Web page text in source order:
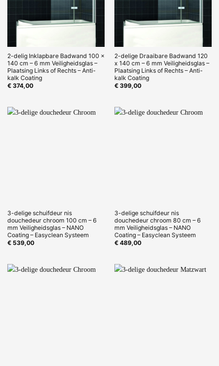
2-delig Inklapbare Badwand 100 x
140 cm – 6 mm Veiligheidsglas –
Plaatsing Links of Rechts – Anti-
kalk Coating
€374,00
2-delige Draaibare Badwand 120
x 140 cm – 6 mm Veiligheidsglas –
Plaatsing Links of Rechts – Anti-
kalk Coating
€399,00
3-delige schuifdeur nis
douchedeur chroom 100 cm – 6
mm Veiligheidsglas – NANO
Coating – Easyclean Systeem
€539,00
3-delige schuifdeur nis
douchedeur chroom 80 cm – 6
mm Veiligheidsglas – NANO
Coating – Easyclean Systeem
€489,00